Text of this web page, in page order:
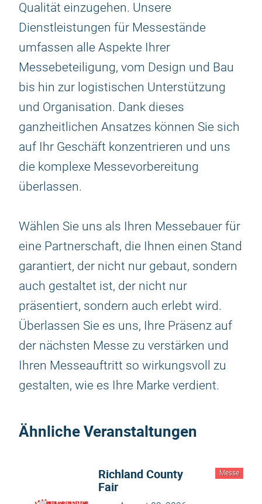
Qualität einzugehen. Unsere
Dienstleistungen für Messestände
umfassen alle Aspekte Ihrer
Messebeteiligung, vom Design und Bau
bis hin zur logistischen Unterstützung
und Organisation. Dank dieses
ganzheitlichen Ansatzes können Sie sich
auf Ihr Geschäft konzentrieren und uns
die komplexe Messevorbereitung
überlassen.
Wählen Sie uns als Ihren Messebauer für
eine Partnerschaft, die Ihnen einen Stand
garantiert, der nicht nur gebaut, sondern
auch gestaltet ist, der nicht nur
präsentiert, sondern auch erlebt wird.
Überlassen Sie es uns, Ihre Präsenz auf
der nächsten Messe zu verstärken und
Ihren Messeauftritt so wirkungsvoll zu
gestalten, wie es Ihre Marke verdient.
Ähnliche Veranstaltungen
Messe
Richland County
Fair